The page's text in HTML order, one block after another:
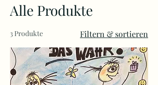
Alle Produkte
3 Produkte Filtern & sortieren